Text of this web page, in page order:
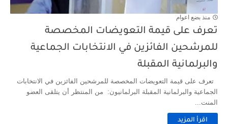
منذ بضع اعوام
تعرف على قيمة التعويضات المخصصة
للمرشحين الفائزين في الانتخابات الجماعية
والبرلمانية المقبلة
تعرف على قيمة التعويضات المخصصة للمرشحين الفائزين في الانتخابات
الجماعية والبرلمانية المقبلة البرلمانيون: من المنتظر أن يتلقى العضو
المنت...
اقرأ المزيد